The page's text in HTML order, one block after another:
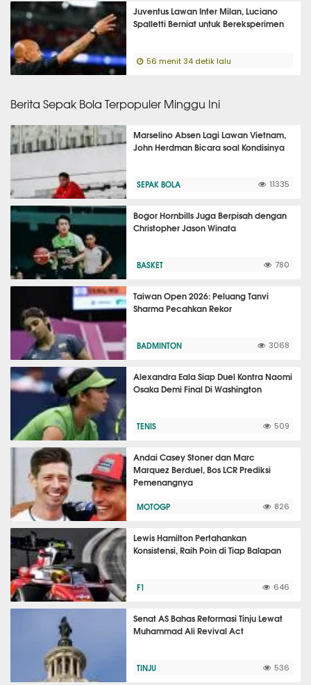
Juventus Lawan Inter Milan, Luciano
Spalletti Berniat untuk Bereksperimen
56 menit 34 detik lalu
Berita Sepak Bola Terpopuler Minggu Ini
Marselino Absen Lagi Lawan Vietnam,
John Herdman Bicara soal Kondisinya
SEPAK BOLA 11335
Bogor Hornbills Juga Berpisah dengan
Christopher Jason Winata
BASKET 780
Taiwan Open 2026: Peluang Tanvi
Sharma Pecahkan Rekor
BADMINTON 3068
Alexandra Eala Siap Duel Kontra Naomi
Osaka Demi Final Di Washington
TENIS 509
Andai Casey Stoner dan Marc
Marquez Berduel, Bos LCR Prediksi
Pemenangnya
MOTOGP 826
Lewis Hamilton Pertahankan
Konsistensi, Raih Poin di Tiap Balapan
F1 646
Senat AS Bahas Reformasi Tinju Lewat
Muhammad Ali Revival Act
TINJU 536